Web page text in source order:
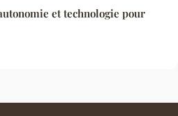
et technologie pour